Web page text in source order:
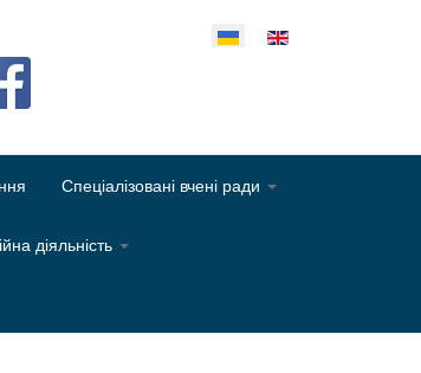
Спеціалізовані вчені ради
діяльність